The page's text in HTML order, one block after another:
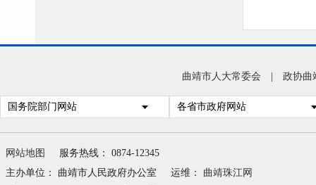
曲靖市人大常委会 政协曲
国务院部门网站 各省市政府网站
网站地图
服务热线： 0874-12345
主办单位： 曲靖市人民政府办公室
运维： 曲靖珠江网